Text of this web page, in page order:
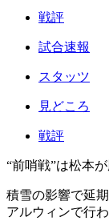
戦評
試合速報
スタッツ
見どころ
戦評
“前哨戦”は松本
積雪の影響で延
アルウィンで行